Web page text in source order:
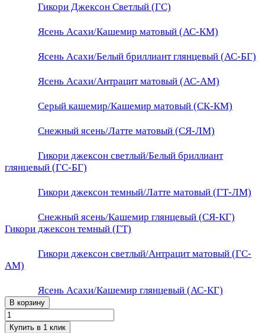
Гикори Джексон Светлый (ГС)
Ясень Асахи/Кашемир матовый (АС-КМ)
Ясень Асахи/Белый бриллиант глянцевый (АС-БГ)
Ясень Асахи/Антрацит матовый (АС-АМ)
Серый кашемир/Кашемир матовый (СК-КМ)
Снежный ясень/Латте матовый (СЯ-ЛМ)
Гикори джексон светлый/Белый бриллиант
глянцевый (ГС-БГ)
Гикори джексон темный/Латте матовый (ГТ-ЛМ)
Снежный ясень/Кашемир глянцевый (СЯ-КГ)
Гикори джексон темный (ГТ)
Гикори джексон светлый/Антрацит матовый (ГС-
АМ)
Ясень Асахи/Кашемир глянцевый (АС-КГ)
В корзину
Купить в 1 клик